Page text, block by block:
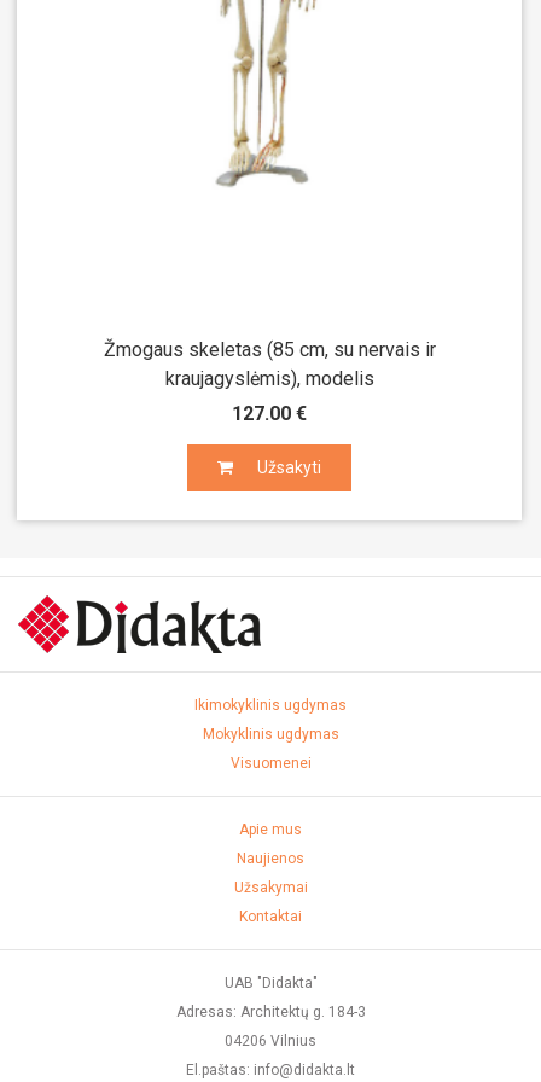
Žmogaus skeletas (85 cm, su nervais ir
kraujagyslėmis), modelis
127.00 €
Užsakyti
Užsakyti
Ikimokyklinis ugdymas
Mokyklinis ugdymas
Visuomenei
Apie mus
Naujienos
Užsakymai
Kontaktai
UAB "Didakta"
Adresas: Architektų g. 184-3
04206 Vilnius
El.paštas: info@didakta.lt